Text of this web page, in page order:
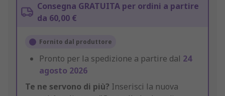
Consegna GRATUITA per ordini a partire
da 60,00 €
Fornito dal produttore
Pronto per la spedizione a partire dal 24
agosto 2026
Te ne servono di più? Inserisci la nuova